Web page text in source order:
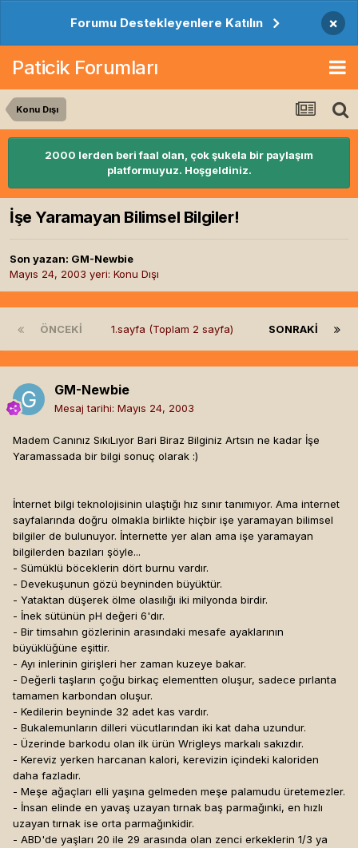
Forumu Destekleyenlere Katılın ×
Paticik Forumları
Konu Dışı
2000 lerden beri faal olan, çok şukela bir paylaşım
platformuyuz. Hoşgeldiniz.
İşe Yaramayan Bilimsel Bilgiler!
Son yazan: GM-Newbie
Mayıs 24, 2003 yeri: Konu Dışı
ÖNCEKI SONRAKI
1.sayfa (Toplam 2 sayfa)
GM-Newbie
Mesaj tarihi: Mayıs 24, 2003
Madem Canınız SıkıLıyor Bari Biraz Bilginiz Artsın ne kadar İşe
Yaramassada bir bilgi sonuç olarak :)
İnternet bilgi teknolojisinin ulaştığı hız sınır tanımıyor. Ama internet
sayfalarında doğru olmakla birlikte hiçbir işe yaramayan bilimsel
bilgiler de bulunuyor. İnternette yer alan ama işe yaramayan
bilgilerden bazıları şöyle...
- Sümüklü böceklerin dört burnu vardır.
- Devekuşunun gözü beyninden büyüktür.
- Yataktan düşerek ölme olasılığı iki milyonda birdir.
- İnek sütünün pH değeri 6'dır.
- Bir timsahın gözlerinin arasındaki mesafe ayaklarının
büyüklüğüne eşittir.
- Ayı inlerinin girişleri her zaman kuzeye bakar.
- Değerli taşların çoğu birkaç elementten oluşur, sadece pırlanta
tamamen karbondan oluşur.
- Kedilerin beyninde 32 adet kas vardır.
- Bukalemunların dilleri vücutlarından iki kat daha uzundur.
- Üzerinde barkodu olan ilk ürün Wrigleys markalı sakızdır.
- Kereviz yerken harcanan kalori, kerevizin içindeki kaloriden
daha fazladır.
- Meşe ağaçları elli yaşına gelmeden meşe palamudu üretemezler.
- İnsan elinde en yavaş uzayan tırnak baş parmağınki, en hızlı
uzayan tırnak ise orta parmağınkidir.
- ABD'de yaşları 20 ile 29 arasında olan zenci erkeklerin 1/3 ya